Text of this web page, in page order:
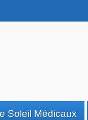
Soleil Médicaux